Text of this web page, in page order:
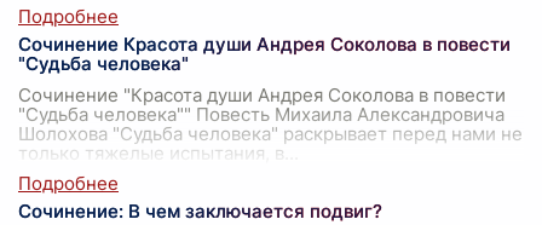
Сочинение Красота души Андрея Соколова в повести
"Судьба человека"
Сочинение "Красота души Андрея Соколова в повести
"Судьба человека"" Повесть Михаила Александровича
Шолохова "Судьба человека" раскрывает перед нами не
только тяжелые испытания, в
Сочинение: В чем заключается подвиг?